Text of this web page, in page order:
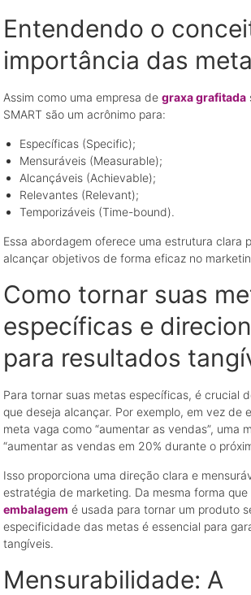
Entendendo o
importância das
Assim como uma empresa degraxa grafitada
SMART são um acrônimo para:
Específicas (Specific);
Mensuráveis (Measurable);
Alcançáveis (Achievable);
Relevantes (Relevant);
Temporizáveis (Time-bound).
Essa abordagem oferece uma estrutura clara
alcançar objetivos de forma eficaz no
Como tornar suas
específicas e
para resultados
Para tornar suas metas específicas, é crucial
que deseja alcançar. Por exemplo, em vez de
meta vaga como “aumentar as vendas”, uma
“aumentar as vendas em 20% durante o
Isso proporciona uma direção clara e
estratégia de marketing. Da mesma forma
embalagem é usada para tornar um produto
especificidade das metas é essencial para
tangíveis.
Mensurabilidade: A